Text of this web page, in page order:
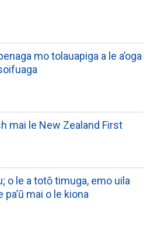
mo tolauapiga a le a’oga
mai le New Zealand First
o le a totō timuga, emo uila
mai o le kiona